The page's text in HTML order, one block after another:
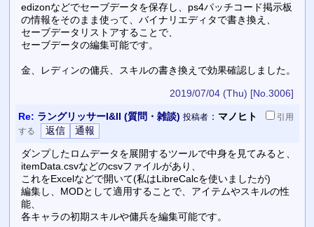
edizonなどでセーブデータを保存し、ps4パッチコード掲示板
の情報をそのまま使って、バイナリエディタで書き換え、
セーブデータリストアすることで、
セーブデータの編集可能です。
金、レディンの傭兵、スキルの書き換えで効果確認しました。
2019/07/04 (Thu) [No.3006]
Re: ラングリッサーI&II (質問・雑談) 投稿者： マノヒト
引用
する
ダンプしたロムデータを展開するツールで中身を見てみると、
itemData.csvなどのcsvファイルがあり、
これをExcelなどで開いて(私はLibreCalcを使いましたが)
編集し、MODとして適用することで、アイテムやスキルの性
能、
各キャラの初期スキルや傭兵を編集可能です。